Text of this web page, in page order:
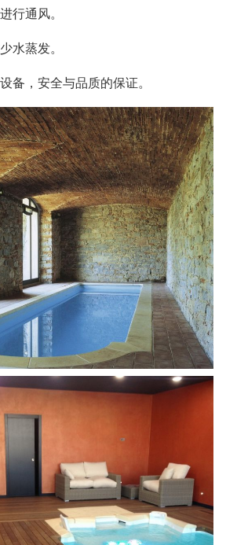
行通风。
水蒸发。
备，安全与品质的保证。